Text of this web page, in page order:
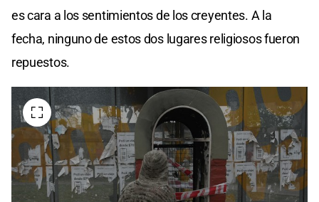
es cara a los sentimientos de los creyentes. A la
fecha, ninguno de estos dos lugares religiosos fueron
repuestos.